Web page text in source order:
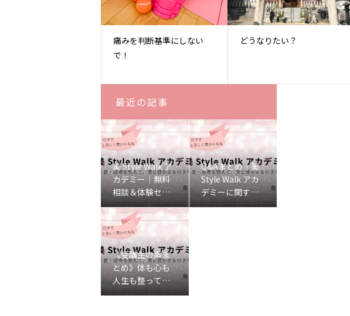
痛みを判断基準にしない
で！
どうなりたい？
最近の記事
美 Style Walk ア
カデミー｜無料
相談＆体験セッ
ションのご案内
♡
Q&Aまとめ｜美
Style Walk アカ
デミーに関する
よくあるご質問
《受講生の声ま
とめ》体も心も
人生も整ってい
った、リアルな